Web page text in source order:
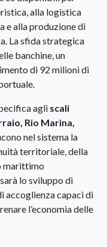
alla logistica
e alla produzione di
La sfida strategica
banchine, un
di 92 milioni di
agli scali
Rio Marina,
nel sistema la
territoriale, della
marittimo
lo sviluppo di
accoglienza capaci di
l’economia delle